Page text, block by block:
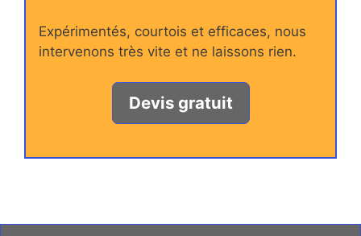
Expérimentés, courtois et efficaces, nous
intervenons très vite et ne laissons rien.
Devis gratuit